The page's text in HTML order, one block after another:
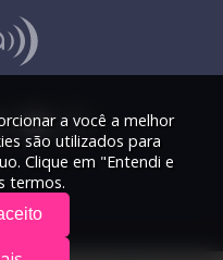
a você a melhor
são utilizados para
Clique em "Entendi e
termos.